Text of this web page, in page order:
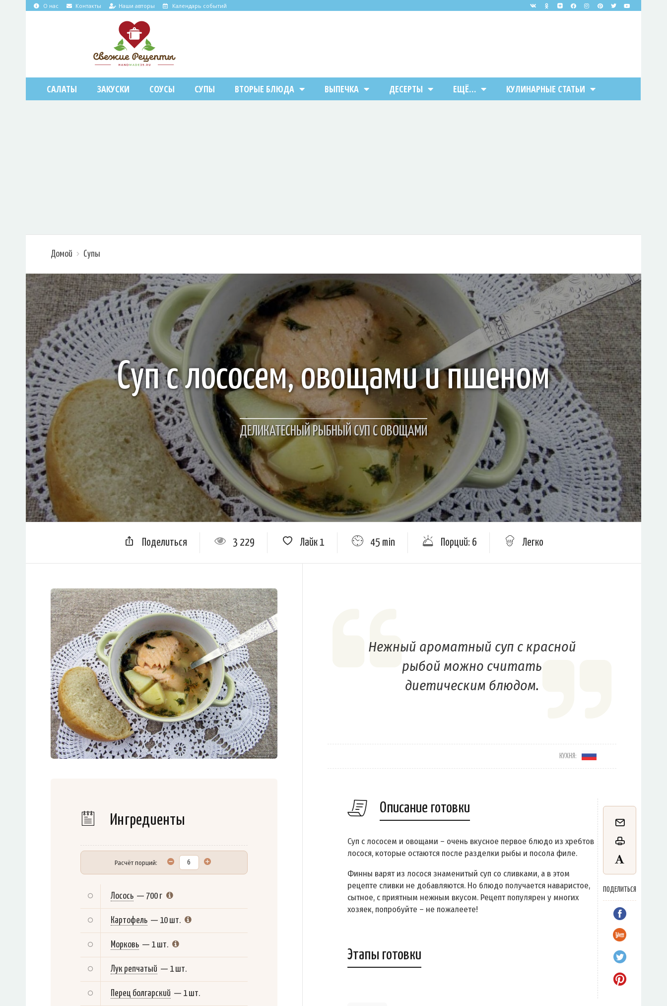
О нас Контакты Наши авторы Календарь событий
САЛАТЫ ЗАКУСКИ СОУСЫ СУПЫ ВТОРЫЕ БЛЮДА ВЫПЕЧКА ДЕСЕРТЫ ЕЩЁ… КУЛИНАРНЫЕ СТАТЬИ
Домой Супы
Суп с лососем, овощами и пшеном
ДЕЛИКАТЕСНЫЙ РЫБНЫЙ СУП С ОВОЩАМИ
Поделиться 3 229 Лайк1 45 min Порций: 6 Легко
Ингредиенты
Расчёт порций:
Лосось — 700 г
Картофель — 10 шт.
Морковь — 1 шт.
Лук репчатый — 1 шт.
Перец болгарский — 1 шт.
Нежный ароматный суп с красной
рыбой можно считать
диетическим блюдом.
КУХНЯ:
Описание готовки
ПОДЕЛИТЬСЯ
Суп с лососем и овощами – очень вкусное первое блюдо из хребтов
лосося, которые остаются после разделки рыбы и посола филе.
Финны варят из лосося знаменитый суп со сливками, а в этом
рецепте сливки не добавляются. Но блюдо получается наваристое,
сытное, с приятным нежным вкусом. Рецепт популярен у многих
хозяек, попробуйте – не пожалеете!
Этапы готовки